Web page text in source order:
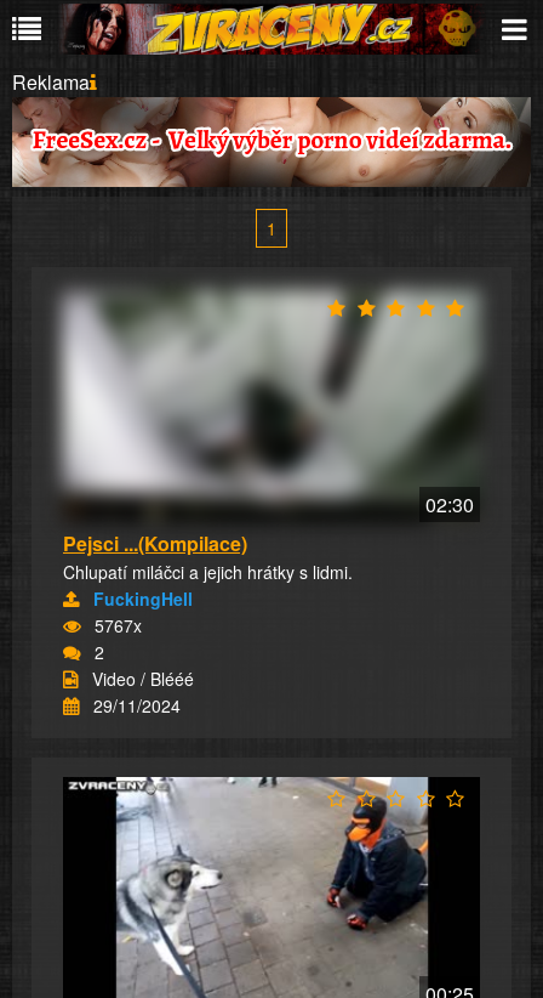
Reklama
1
02:30
Pejsci ...(Kompilace)
Chlupatí miláčci a jejich hrátky s lidmi.
FuckingHell
5767x
2
Video / Blééé
29/11/2024